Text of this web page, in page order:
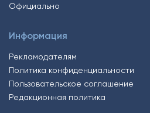
Официально
Информация
Рекламодателям
Политика конфиденциальности
Пользовательское соглашение
Редакционная политика